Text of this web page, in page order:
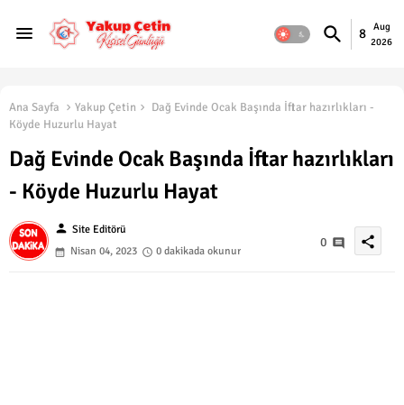
8
Aug
2026
Ana Sayfa Yakup Çetin
Dağ Evinde Ocak Başında İftar hazırlıkları -
Köyde Huzurlu Hayat
Dağ Evinde Ocak Başında İftar hazırlıkları
- Köyde Huzurlu Hayat
person Site Editörü
Nisan 04, 2023
0 dakikada okunur
0 share